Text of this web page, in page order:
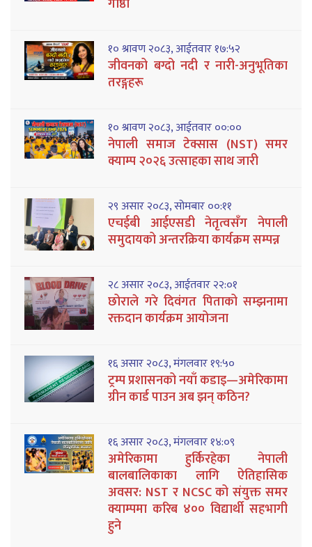
गेाष्ठी
१० श्रावण २०८३, आईतवार १७:५२
जीवनको बग्दो नदी र नारी-अनुभूतिका
तरङ्गहरू
१० श्रावण २०८३, आईतवार ००:००
नेपाली समाज टेक्सास (NST) समर
क्याम्प २०२६ उत्साहका साथ जारी
२९ असार २०८३, सोमबार ००:११
एचईबी आईएसडी नेतृत्वसँग नेपाली
समुदायको अन्तरक्रिया कार्यक्रम सम्पन्न
२८ असार २०८३, आईतवार २२:०१
छोराले गरे दिवंगत पिताको सम्झनामा
रक्तदान कार्यक्रम आयोजना
१६ असार २०८३, मंगलवार १९:५०
ट्रम्प प्रशासनको नयाँ कडाइ—अमेरिकामा
ग्रीन कार्ड पाउन अब झन् कठिन?
१६ असार २०८३, मंगलवार १४:०९
अमेरिकामा हुर्किरहेका नेपाली
बालबालिकाका लागि ऐतिहासिक
अवसर: NST र NCSC को संयुक्त समर
क्याम्पमा करिब ४०० विद्यार्थी सहभागी
हुने